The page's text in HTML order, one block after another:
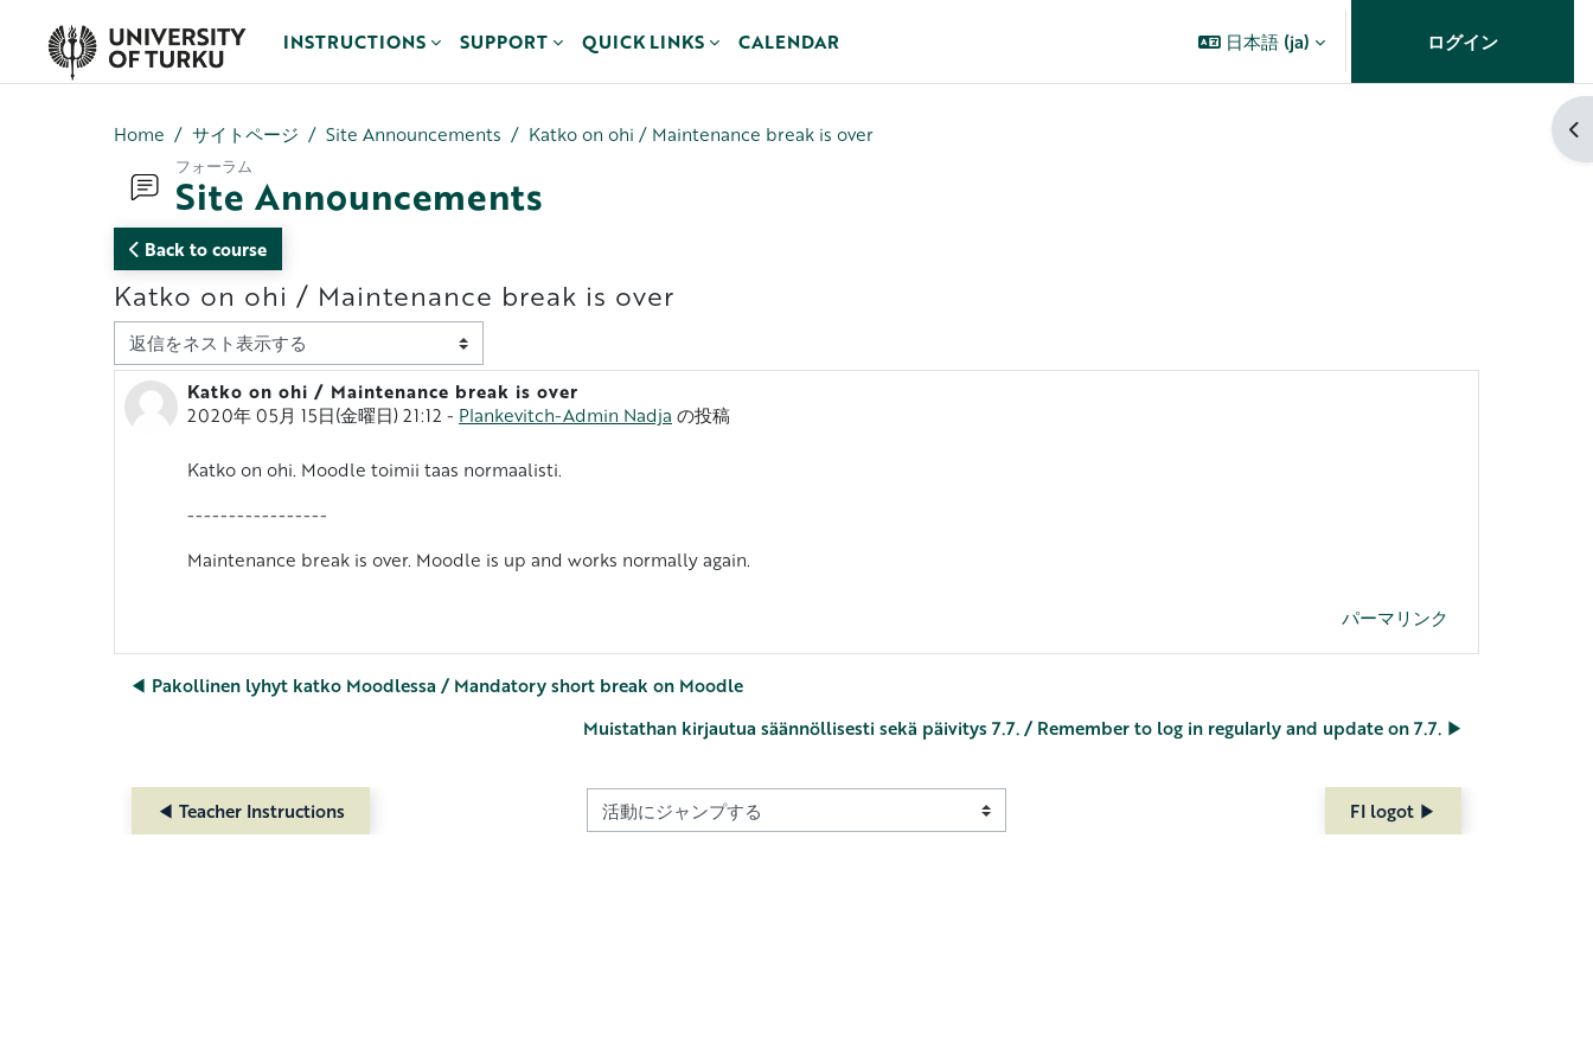
INSTRUCTIONS
SUPPORT QUICK LINKS CALENDAR 日本語 ‎(ja)‎ ログイン
ブ
Home サイトページ Site Announcements Katko on ohi / Maintenance break is over
フォーラム
Site Announcements
Back to course
Katko on ohi / Maintenance break is over
表示モード
Katko on ohi / Maintenance break is over
2020年 05月 15日(金曜日) 21:12 - Plankevitch-Admin Nadja の投稿
返信数: 0
Katko on ohi. Moodle toimii taas normaalisti.
-----------------
Maintenance break is over. Moodle is up and works normally again.
パーマリンク
◀︎ Pakollinen lyhyt katko Moodlessa / Mandatory short break on Moodle
Muistathan kirjautua säännöllisesti sekä päivitys 7.7. / Remember to log in regularly and update on 7.7. ▶︎
◀︎ Teacher Instructions 活動にジャンプする FI logot ▶︎